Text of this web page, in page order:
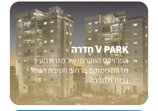
V PARK חדרה
הפרויקט היוקרתי של מזרח העיר
חדרה ממוקם ברחוב חטיבת הנחל
במזרח חדרה .